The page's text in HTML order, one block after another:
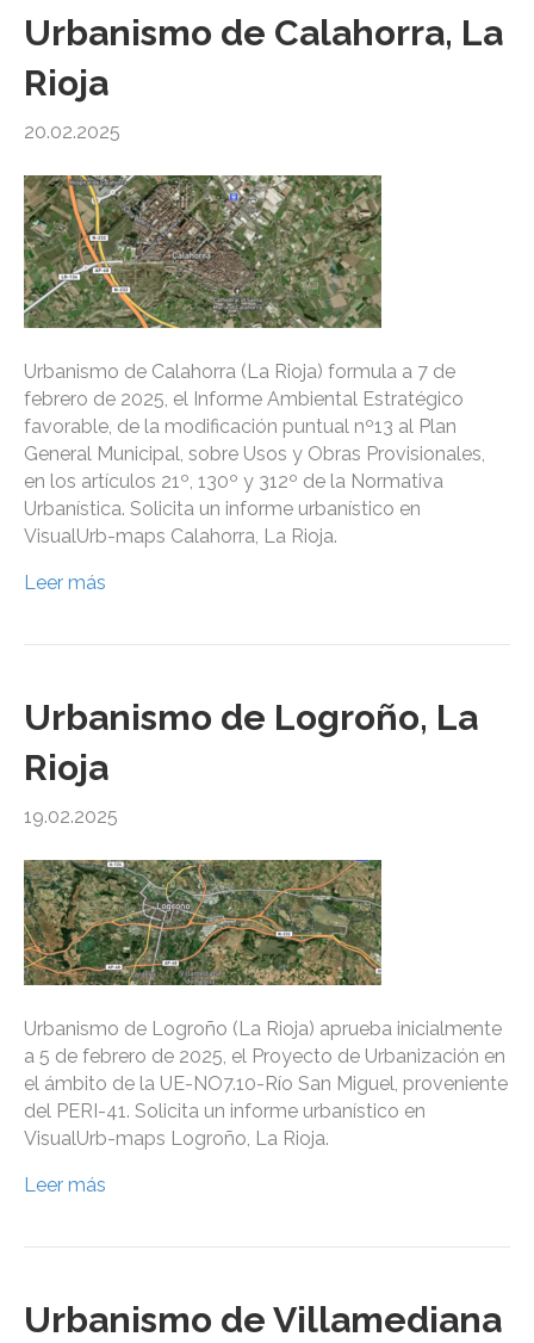
Urbanismo de Calahorra, La
Rioja
20.02.2025
Urbanismo de Calahorra (La Rioja) formula a 7 de
febrero de 2025, el Informe Ambiental Estratégico
favorable, de la modificación puntual nº13 al Plan
General Municipal, sobre Usos y Obras Provisionales,
en los artículos 21º, 130º y 312º de la Normativa
Urbanística. Solicita un informe urbanístico en
VisualUrb-maps Calahorra, La Rioja.
Leer más
Urbanismo de Logroño, La
Rioja
19.02.2025
Urbanismo de Logroño (La Rioja) aprueba inicialmente
a 5 de febrero de 2025, el Proyecto de Urbanización en
el ámbito de la UE-NO7.10-Río San Miguel, proveniente
del PERI-41. Solicita un informe urbanístico en
VisualUrb-maps Logroño, La Rioja.
Leer más
Urbanismo de Villamediana